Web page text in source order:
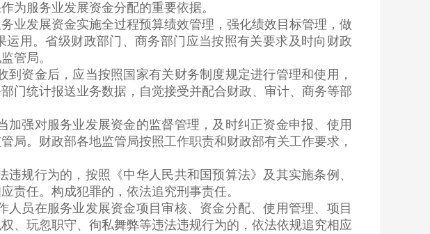
为服务业发展资金分配的重要依据。
发展资金实施全过程预算绩效管理，强化绩效目标管理，做
用。省级财政部门、商务部门应当按照有关要求及时向财政
管局。
资金后，应当按照国家有关财务制度规定进行管理和使用，
门统计报送业务数据，自觉接受并配合财政、审计、商务等部
强对服务业发展资金的监督管理，及时纠正资金申报、使用
局。财政部各地监管局按照工作职责和财政部有关工作要求，
行为的，按照《中华人民共和国预算法》及其实施条例、
责任。构成犯罪的，依法追究刑事责任。
员在服务业发展资金项目审核、资金分配、使用管理、项目
、玩忽职守、徇私舞弊等违法违规行为的，依法依规追究相应